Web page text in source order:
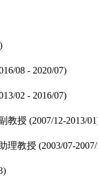
)
08 - 2020/07)
02 - 2016/07)
教授 (2007/12-2013/
理教授 (2003/07-